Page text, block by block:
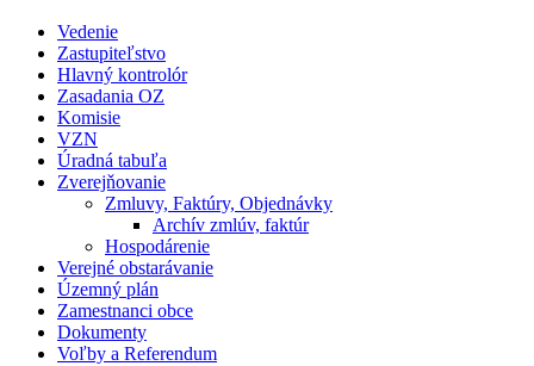
Vedenie
Zastupiteľstvo
Hlavný kontrolór
Zasadania OZ
Komisie
VZN
Úradná tabuľa
Zverejňovanie
Zmluvy, Faktúry, Objednávky
Archív zmlúv, faktúr
Hospodárenie
Verejné obstarávanie
Územný plán
Zamestnanci obce
Dokumenty
Voľby a Referendum